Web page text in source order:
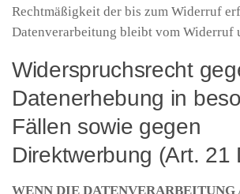
Rechtmäßigkeit der bis zum Widerruf
Datenverarbeitung bleibt vom Widerruf
Widerspruchsrecht
Datenerhebung in
Fällen sowie gegen
Direktwerbung (Art. 21
WENN DIE DATENVERARBEITUNG